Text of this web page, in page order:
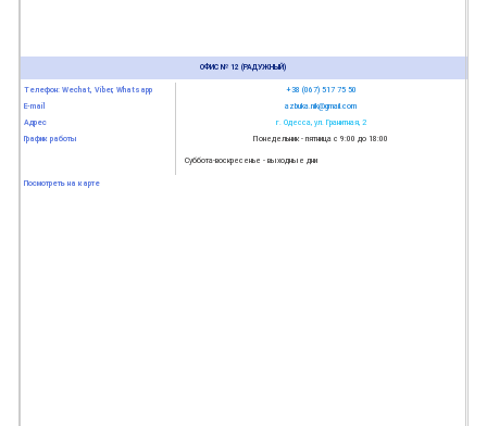
ОФИС № 12 (РАДУЖНЫЙ)
Телефон: Wechat, Viber, Whatsapp
+38 (067) 517 75 50
E-mail
azbuka.nik@gmail.com
Адрес
г. Одесса, ул. Гранитная, 2
График работы
Понедельник - пятница с 9:00 до 18:00
Суббота-воскресенье - выходные дни
Посмотреть на карте